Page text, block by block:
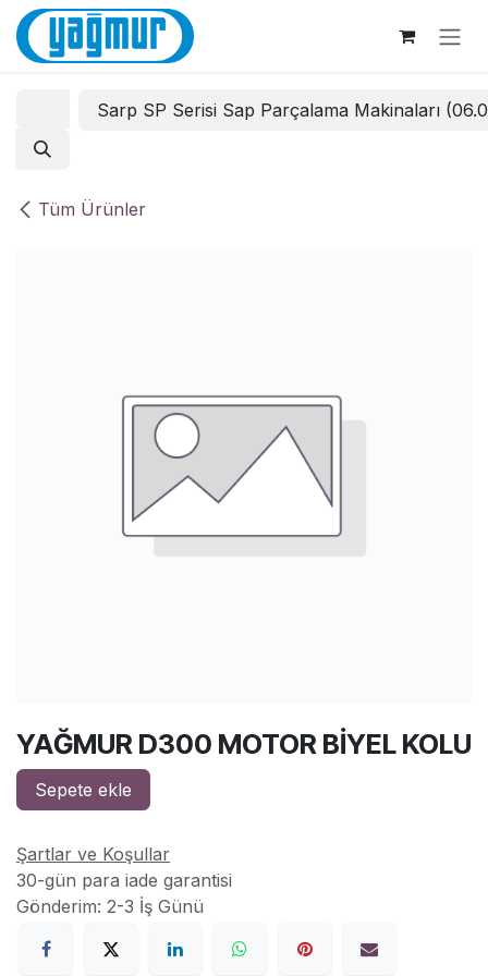
İçereği Atla
Tüm Ürünler
Sarp SP Serisi Sap Parçalama Makinaları
YAĞMUR D300 MOTOR BİYEL KOLU
Sepete ekle
Şartlar ve Koşullar
30-gün para iade garantisi
Gönderim: 2-3 İş Günü